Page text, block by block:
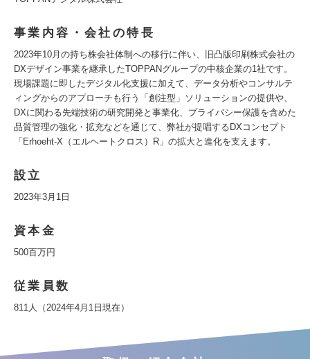
事業内容・会社の特長
2023年10月の持ち株会社体制への移行に伴い、旧凸版印刷株式会社の
DXデザイン事業を継承したTOPPANグループの中核企業の1社です。
現場課題に即したデジタル化支援に加えて、データ分析やコンサルテ
ィングからのアプローチも行う「創注型」ソリューションの提供や、
DXに関わる先端技術の研究開発と事業化、プライバシー保護を含めた
品質管理の強化・拡充などを通じて、弊社が提唱するDXコンセプト
「Erhoeht-X（エルヘートクロス）R」の拡大と進化を支えます。
設立
2023年3月1日
資本金
500百万円
従業員数
811人（2024年4月1日現在）